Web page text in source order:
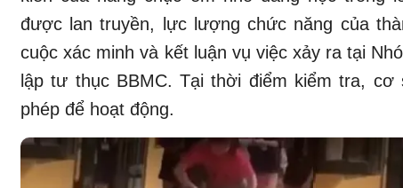
được lan truyền, lực lượng chức năng của
cuộc xác minh và kết luận vụ việc xảy ra tại
lập tư thục BBMC. Tại thời điểm kiểm tra,
phép để hoạt động.